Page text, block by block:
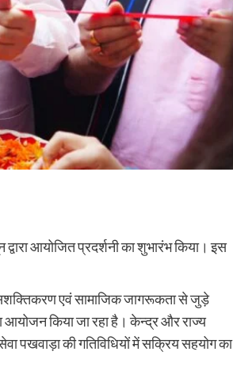
आयोजित प्रदर्शनी का शुभारंभ किया। इस
एवं सामाजिक जागरूकता से जुड़े
आयोजन किया जा रहा है। केन्द्र और राज्य
पखवाड़ा की गतिविधियों में सक्रिय सहयोग का